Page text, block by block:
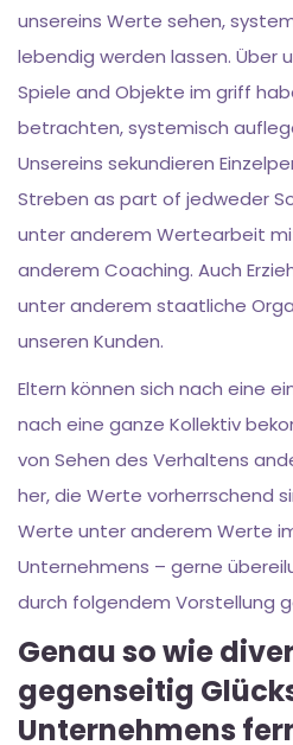
unsereins Werte sehen,
lebendig werden lassen. Über
Spiele and Objekte im griff
betrachten, systemisch
Unsereins sekundieren
Streben as part of jedweder
unter anderem Wertearbeit
anderem Coaching. Auch
unter anderem staatliche
unseren Kunden.
Eltern können sich nach eine
nach eine ganze Kollektiv
von Sehen des Verhaltens
her, die Werte vorherrschend
Werte unter anderem Werte
Unternehmens – gerne
durch folgendem Vorstellung
Genau so wie
gegenseitig
Unternehmens